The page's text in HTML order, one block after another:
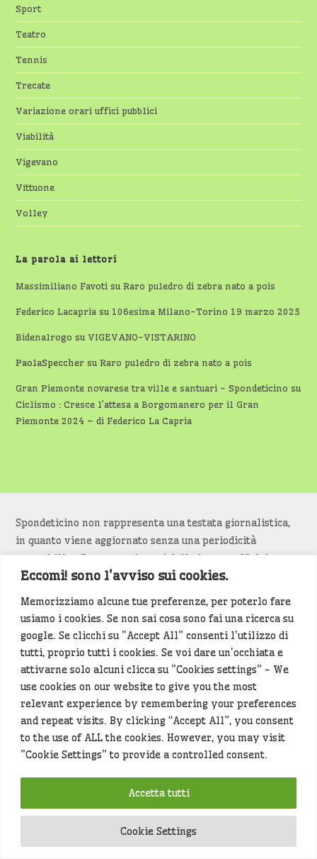
Eccomi! sono l'avviso sui cookies.
Memorizziamo alcune tue preferenze, per poterlo fare
usiamo i cookies. Se non sai cosa sono fai una ricerca su
google. Se clicchi su "Accept All" consenti l'utilizzo di
tutti, proprio tutti i cookies. Se voi dare un'occhiata e
attivarne solo alcuni clicca su "Cookies settings" - We
use cookies on our website to give you the most
relevant experience by remembering your preferences
and repeat visits. By clicking “Accept All”, you consent
to the use of ALL the cookies. However, you may visit
"Cookie Settings" to provide a controlled consent.
Cookie Settings
Accetta tutti
Sport
Teatro
Tennis
Trecate
Variazione orari uffici pubblici
Viabilità
Vigevano
Vittuone
Volley
La parola ai lettori
Massimiliano Favoti suRaro puledro di zebra nato a pois
Federico Lacapria su 106esima Milano-Torino 19 marzo 2025
Bidenalrogo su VIGEVANO-VISTARINO
PaolaSpeccher suRaro puledro di zebra nato a pois
Gran Piemonte novarese tra ville e santuari - Spondeticino su
Ciclismo : Cresce l’attesa a Borgomanero per il Gran
Piemonte 2024 – di Federico La Capria
Spondeticino non rappresenta una testata giornalistica,
in quanto viene aggiornato senza una periodicità
prestabilita. Pertanto, ai sensi della legge n. 62 del
7/3/2001, non può essere considerato un prodotto
Siamo attenti a non violare copyright e diritti
d’immagine. Se un contenuto è di tua proprietà e vuoi
richiederne la rimozione
(<- clicca per inviarci un
messaggio).
Alcuni articoli sono generati in bozza rielaborando, con
l'intelligenza artificiale generativa, contenuti
provenienti da fonti istituzionali e altri siti di interesse
locale. Prima della pubblicazioni l'articolo viene
controllato dalla redazione.
Hey che fine fanno i miei dati (privacy policy)?